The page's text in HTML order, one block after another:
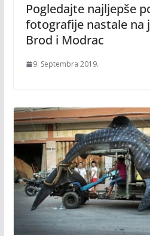
Pogledajte najljepše
fotografije nastale na
Brod i Modrac
9. Septembra 2019.